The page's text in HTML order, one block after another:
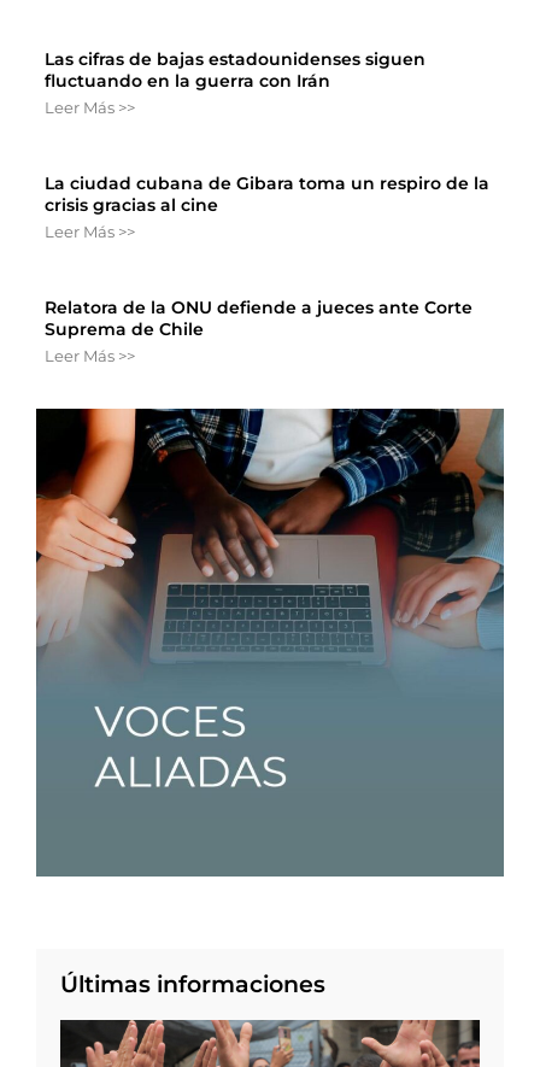
Las cifras de bajas estadounidenses siguen
fluctuando en la guerra con Irán
Leer Más >>
La ciudad cubana de Gibara toma un respiro de la
crisis gracias al cine
Leer Más >>
Relatora de la ONU defiende a jueces ante Corte
Suprema de Chile
Leer Más >>
Últimas informaciones